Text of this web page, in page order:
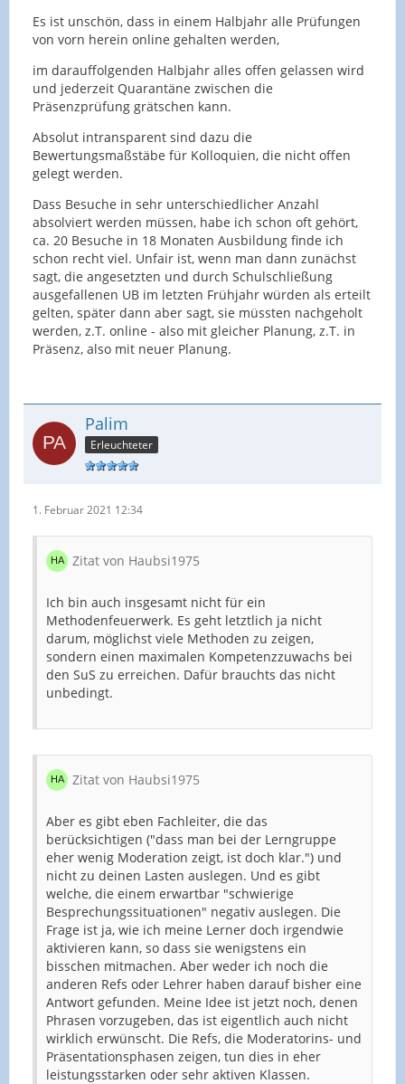
Es ist unschön, dass in einem Halbjahr alle Prüfungen
von vorn herein online gehalten werden,
im darauffolgenden Halbjahr alles offen gelassen wird
und jederzeit Quarantäne zwischen die
Präsenzprüfung grätschen kann.
Absolut intransparent sind dazu die
Bewertungsmaßstäbe für Kolloquien, die nicht offen
gelegt werden.
Dass Besuche in sehr unterschiedlicher Anzahl
absolviert werden müssen, habe ich schon oft gehört,
ca. 20 Besuche in 18 Monaten Ausbildung finde ich
schon recht viel. Unfair ist, wenn man dann zunächst
sagt, die angesetzten und durch Schulschließung
ausgefallenen UB im letzten Frühjahr würden als erteilt
gelten, später dann aber sagt, sie müssten nachgeholt
werden, z.T. online - also mit gleicher Planung, z.T. in
Präsenz, also mit neuer Planung.
Palim
Erleuchteter
1. Februar 2021 12:34
Zitat von Haubsi1975
Ich bin auch insgesamt nicht für ein
Methodenfeuerwerk. Es geht letztlich ja nicht
darum, möglichst viele Methoden zu zeigen,
sondern einen maximalen Kompetenzzuwachs bei
den SuS zu erreichen. Dafür brauchts das nicht
unbedingt.
Zitat von Haubsi1975
Aber es gibt eben Fachleiter, die das
berücksichtigen ("dass man bei der Lerngruppe
eher wenig Moderation zeigt, ist doch klar.") und
nicht zu deinen Lasten auslegen. Und es gibt
welche, die einem erwartbar "schwierige
Besprechungssituationen" negativ auslegen. Die
Frage ist ja, wie ich meine Lerner doch irgendwie
aktivieren kann, so dass sie wenigstens ein
bisschen mitmachen. Aber weder ich noch die
anderen Refs oder Lehrer haben darauf bisher eine
Antwort gefunden. Meine Idee ist jetzt noch, denen
Phrasen vorzugeben, das ist eigentlich auch nicht
wirklich erwünscht. Die Refs, die Moderatorins- und
Präsentationsphasen zeigen, tun dies in eher
leistungsstarken oder sehr aktiven Klassen.